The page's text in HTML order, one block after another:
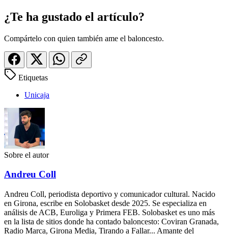
¿Te ha gustado el artículo?
Compártelo con quien también ame el baloncesto.
Etiquetas
Unicaja
Sobre el autor
Andreu Coll
Andreu Coll, periodista deportivo y comunicador cultural. Nacido
en Girona, escribe en Solobasket desde 2025. Se especializa en
análisis de ACB, Euroliga y Primera FEB. Solobasket es uno más
en la lista de sitios donde ha contado baloncesto: Coviran Granada,
Radio Marca, Girona Media, Tirando a Fallar... Amante del